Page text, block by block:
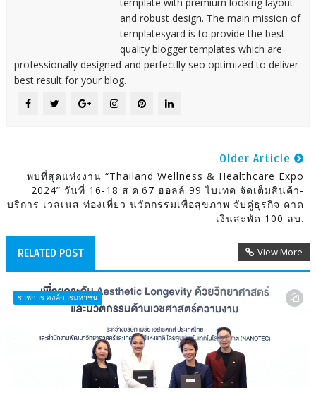
and robust design. The main mission of
templatesyard is to provide the best
quality blogger templates which are
professionally designed and perfectlly seo optimized to deliver
best result for your blog.
Older Article
พบที่สุดแห่งงาน “Thailand Wellness & Healthcare Expo
2024” วันที่ 16-18 ส.ค.67 ฮอลล์ 99 ไบเทค จัดเต็มสินค้า-
บริการ เวลเนส ท่องเที่ยว นวัตกรรมเพื่อสุขภาพ จับคู่ธุรกิจ คาด
เงินสะพัด 100 ลบ.
RELATED POST View More
ราชการ องค์การมหาชน